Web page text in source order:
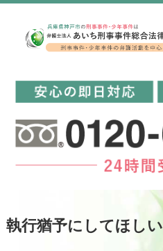
執行猶予にしてほしい